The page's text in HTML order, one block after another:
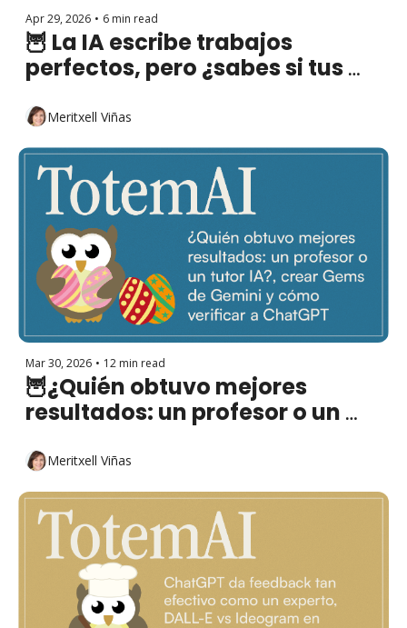
Apr 29, 2026 • 6 min read
🦉 La IA escribe trabajos
perfectos, pero ¿sabes si tus
Meritxell Viñas
Mar 30, 2026 • 12 min read
🦉¿Quién obtuvo mejores
resultados: un profesor o un
cómo verificar a ChatGPT
Meritxell Viñas